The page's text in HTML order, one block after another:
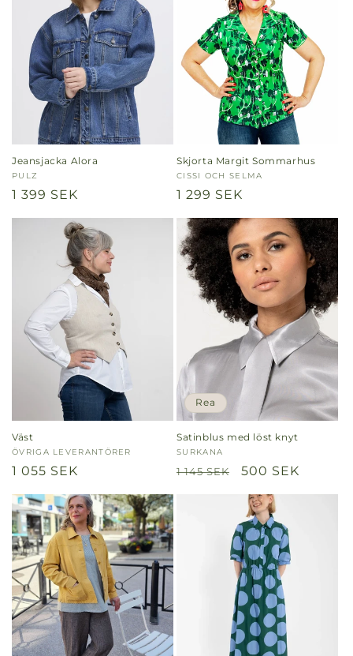
Jeansjacka Alora
Säljare:
PULZ
Ordinarie
1 399 SEK
Skjorta Margit Sommarhus
Säljare:
CISSI OCH SELMA
Ordinarie
1 299 SEK
Väst
Säljare:
ÖVRIGA LEVERANTÖRER
Ordinarie
1 055 SEK
Rea
Satinblus med löst knyt
Säljare:
SURKANA
Ordinarie
1 145 SEK Försäljningspris
500 SEK